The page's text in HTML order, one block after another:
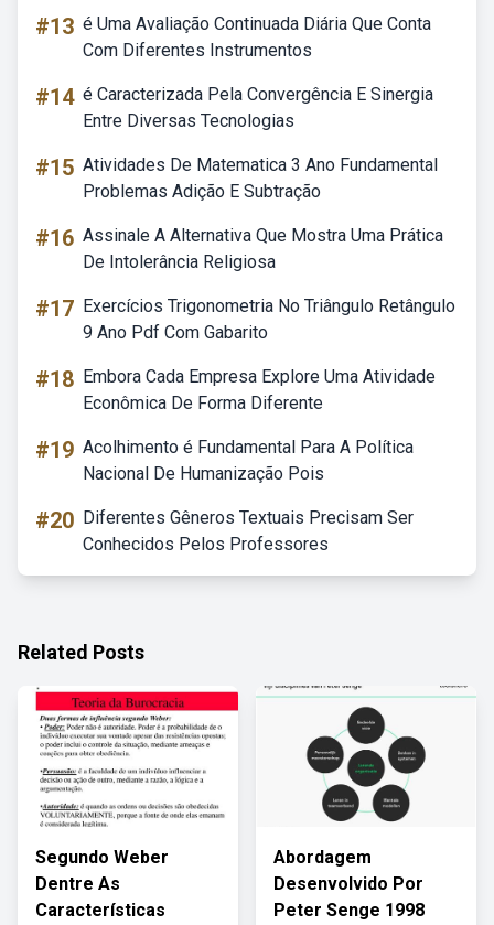
#13 é Uma Avaliação Continuada Diária Que Conta
Com Diferentes Instrumentos
#14 é Caracterizada Pela Convergência E Sinergia
Entre Diversas Tecnologias
#15 Atividades De Matematica 3 Ano Fundamental
Problemas Adição E Subtração
#16 Assinale A Alternativa Que Mostra Uma Prática
De Intolerância Religiosa
#17 Exercícios Trigonometria No Triângulo Retângulo
9 Ano Pdf Com Gabarito
#18 Embora Cada Empresa Explore Uma Atividade
Econômica De Forma Diferente
#19 Acolhimento é Fundamental Para A Política
Nacional De Humanização Pois
#20 Diferentes Gêneros Textuais Precisam Ser
Conhecidos Pelos Professores
Related Posts
Segundo Weber
Dentre As
Características
Abordagem
Desenvolvido Por
Peter Senge 1998